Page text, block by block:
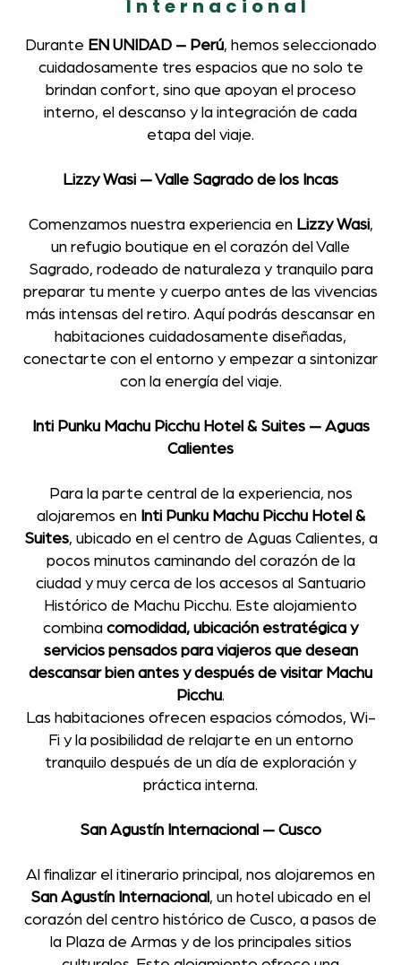
Internacional
Durante EN UNIDAD – Perú, hemos seleccionado
cuidadosamente tres espacios que no solo te
brindan confort, sino que apoyan el proceso
interno, el descanso y la integración de cada
etapa del viaje.
Lizzy Wasi — Valle Sagrado de los Incas
Comenzamos nuestra experiencia en Lizzy Wasi,
un refugio boutique en el corazón del Valle
Sagrado, rodeado de naturaleza y tranquilo para
preparar tu mente y cuerpo antes de las vivencias
más intensas del retiro. Aquí podrás descansar en
habitaciones cuidadosamente diseñadas,
conectarte con el entorno y empezar a sintonizar
con la energía del viaje.
Inti Punku Machu Picchu Hotel & Suites — Aguas
Calientes
Para la parte central de la experiencia, nos
alojaremos en Inti Punku Machu Picchu Hotel &
Suites, ubicado en el centro de Aguas Calientes, a
pocos minutos caminando del corazón de la
ciudad y muy cerca de los accesos al Santuario
Histórico de Machu Picchu. Este alojamiento
combina comodidad, ubicación estratégica y
servicios pensados para viajeros que desean
descansar bien antes y después de visitar Machu
Picchu.
Las habitaciones ofrecen espacios cómodos, Wi-
Fi y la posibilidad de relajarte en un entorno
tranquilo después de un día de exploración y
práctica interna.
San Agustín Internacional — Cusco
Al finalizar el itinerario principal, nos alojaremos en
San Agustín Internacional , un hotel ubicado en el
corazón del centro histórico de Cusco, a pasos de
la Plaza de Armas y de los principales sitios